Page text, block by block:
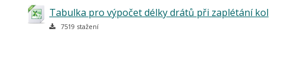
Tabulka pro výpočet délky drátů při zaplétání kol
7519 stažení